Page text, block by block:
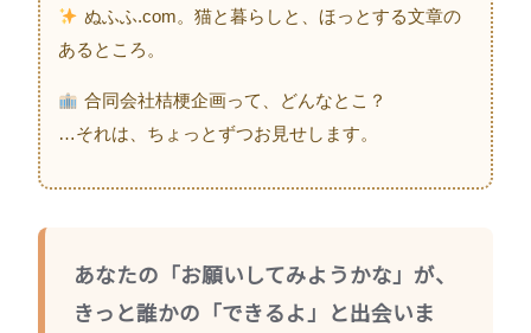
ぬふふ.com。猫と暮らしと、ほっとする文章の
あるところ。
合同会社桔梗企画って、どんなとこ？
…それは、ちょっとずつお見せします。
あなたの「お願いしてみようかな」が、
きっと誰かの「できるよ」と出会いま